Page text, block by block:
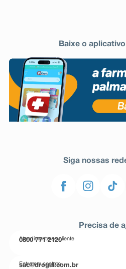
Baixe o
Siga nossas
Precisa de
Atendimento ao cliente
0800 771 2120
Entre em contato
sac@drogal.com.br